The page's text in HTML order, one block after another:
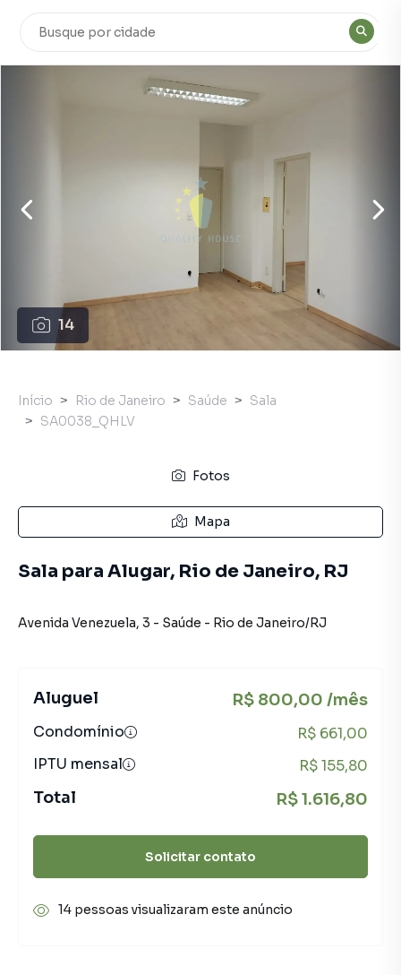
14
Início Rio de Janeiro Saúde
Sala
SA0038_QHLV
Fotos
Mapa
Sala para Alugar, Rio de Janeiro, RJ
Avenida Venezuela, 3 - Saúde - Rio de Janeiro/RJ
Aluguel R$ 800,00 /mês
Condomínio
R$ 661,00
IPTU mensal
R$ 155,80
Total R$ 1.616,80
Solicitar contato
14 pessoas visualizaram este anúncio